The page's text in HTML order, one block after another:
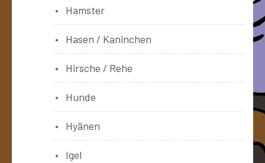
Hamster
Hasen / Kaninchen
Hirsche / Rehe
Hunde
Hyänen
Igel